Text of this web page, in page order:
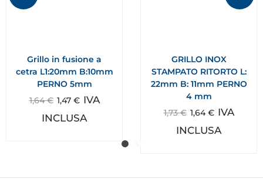
Grillo in fusione a
cetra L1:20mm B:10mm
PERNO 5mm
1,64€ 1,47 € IVA
INCLUSA
GRILLO INOX
STAMPATO RITORTO L:
22mm B: 11mm PERNO
4 mm
1,73€ 1,64€ IVA
INCLUSA